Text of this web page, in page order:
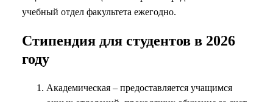
учебный отдел факультета ежегодно.
Стипендия для студентов в 2026
году
Академическая – предоставляется учащимся